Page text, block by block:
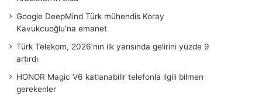
Google DeepMind Türk mühendis Koray
Kavukcuoğlu’na emanet
Türk Telekom, 2026’nın ilk yarısında gelirini yüzde 9
artırdı
HONOR Magic V6 katlanabilir telefonla ilgili bilmen
gerekenler